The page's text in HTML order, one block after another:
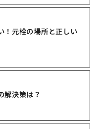
！元栓の場所と正しい
解決策は？